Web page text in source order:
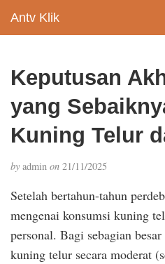
Antv Klik
Keputusan
yang
Kuning Telur
by admin on 21/11/2025
Setelah bertahun-tahun
mengenai konsumsi kuning
personal. Bagi sebagian
kuning telur secara moderat